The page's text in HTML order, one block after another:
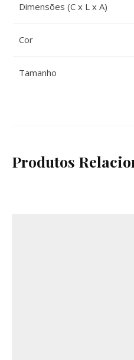
Dimensões (C x L x A)
Cor
Tamanho
Produtos